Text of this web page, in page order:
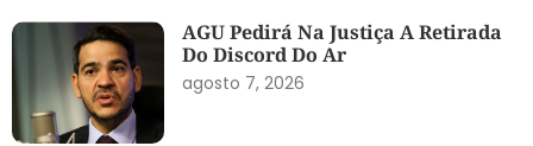
AGU Pedirá Na Justiça A Retirada
Do Discord Do Ar
agosto 7, 2026